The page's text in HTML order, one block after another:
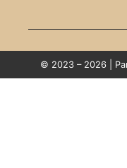
© 2023 – 2026 |